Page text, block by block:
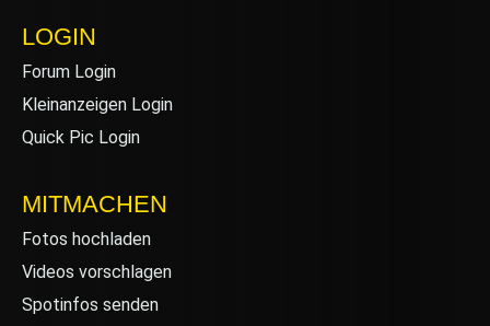
LOGIN
Forum Login
Kleinanzeigen Login
Quick Pic Login
MITMACHEN
Fotos hochladen
Videos vorschlagen
Spotinfos senden